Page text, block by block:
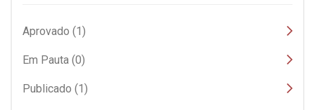
Aprovado (1)
Em Pauta (0)
Publicado (1)